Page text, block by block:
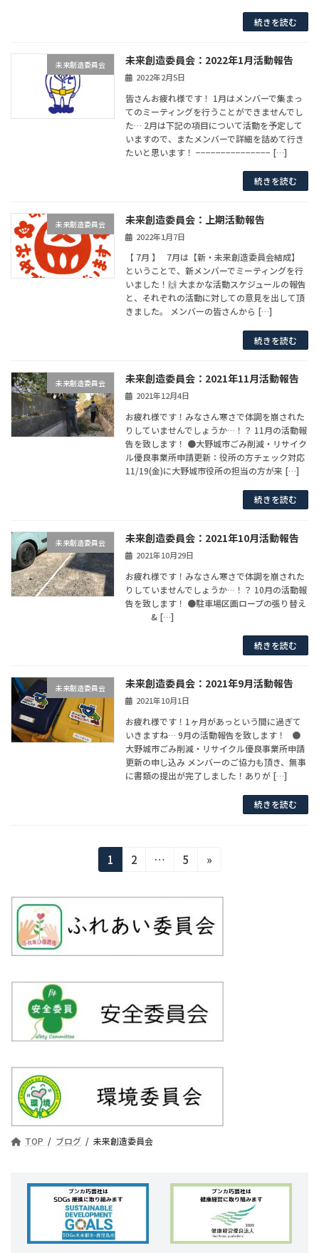
続きを読む
未来創造委員会 未来創造委員会：2022年1月活動報告
2022年2月5日
皆さんお疲れ様です！ 1月はメンバーで集まっ
てのミーティングを行うことができませんでし
た… 2月は下記の項目について活動を予定して
いますので、またメンバーで詳細を詰めて行き
たいと思います！ −−−−−−−−−−−−−−− […]
続きを読む
未来創造委員会 未来創造委員会：上期活動報告
2022年1月7日
【 7月 】 7月は【新・未来創造委員会結成】
ということで、新メンバーでミーティングを行
いました！🙌 大まかな活動スケジュールの報告
と、それぞれの活動に対しての意見を出して頂
きました。 メンバーの皆さんから […]
続きを読む
未来創造委員会 未来創造委員会：2021年11月活動報告
2021年12月4日
お疲れ様です！みなさん寒さで体調を崩された
りしていませんでしょうか…！？ 11月の活動報
告を致します！ ●大野城市ごみ削減・リサイク
ル優良事業所申請更新：役所の方チェック対応
11/19(金)に大野城市役所の担当の方が来 […]
続きを読む
未来創造委員会 未来創造委員会：2021年10月活動報告
2021年10月29日
お疲れ様です！みなさん寒さで体調を崩された
りしていませんでしょうか…！？ 10月の活動報
告を致します！ ●駐車場区画ロープの張り替え
& […]
続きを読む
未来創造委員会 未来創造委員会：2021年9月活動報告
2021年10月1日
お疲れ様です！1ヶ月があっという間に過ぎて
いきますね… 9月の活動報告を致します！ ●
大野城市ごみ削減・リサイクル優良事業所申請
更新の申し込み メンバーのご協力も頂き、無事
に書類の提出が完了しました！ありが […]
続きを読む
の
ペ
ー
ジ
送
り
固
定
ー
ジ
1
固
ー
ジ
2 …
固
ジ
5 »
TOP ブログ 未来創造委員会